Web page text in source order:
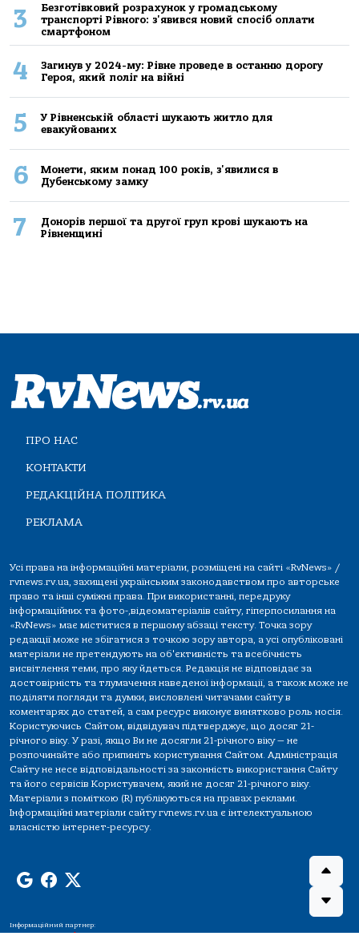
3
Безготівковий розрахунок у громадському
транспорті Рівного: з'явився новий спосіб оплати
смартфоном
4
Загинув у 2024-му: Рівне проведе в останню дорогу
Героя, який поліг на війні
5
У Рівненській області шукають житло для
евакуйованих
6
Монети, яким понад 100 років, з'явилися в
Дубенському замку
7
Донорів першої та другої груп крові шукають на
Рівненщині
ПРО НАС
КОНТАКТИ
РЕДАКЦІЙНА ПОЛІТИКА
РЕКЛАМА
Усі права на інформаційні матеріали, розміщені на сайті «RvNews» /
rvnews.rv.ua, захищені українським законодавством про авторське
право та інші суміжні права. При використанні, передруку
інформаційних та фото-,відеоматеріалів сайту, гіперпосилання на
«RvNews» має міститися в першому абзаці тексту. Точка зору
редакції може не збігатися з точкою зору автора, а усі опубліковані
матеріали не претендують на об'єктивність та всебічність
висвітлення теми, про яку йдеться. Редакція не відповідає за
достовірність та тлумачення наведеної інформації, а також може не
поділяти погляди та думки, висловлені читачами сайту в
коментарях до статей, а сам ресурс виконує винятково роль носія.
Користуючись Сайтом, відвідувач підтверджує, що досяг 21-
річного віку. У разі, якщо Ви не досягли 21-річного віку — не
розпочинайте або припиніть користування Сайтом. Адміністрація
Сайту не несе відповідальності за законність використання Сайту
та його сервісів Користувачем, який не досяг 21-річного віку.
Матеріали з поміткою (R) публікуються на правах реклами.
Інформаційні матеріали сайту rvnews.rv.ua є інтелектуальною
власністю інтернет-ресурсу.
Інформаційний партнер: